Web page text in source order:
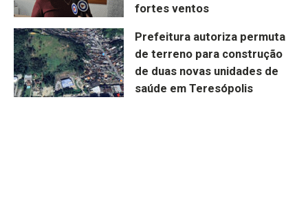
fortes ventos
Prefeitura autoriza permuta
de terreno para construção
de duas novas unidades de
saúde em Teresópolis